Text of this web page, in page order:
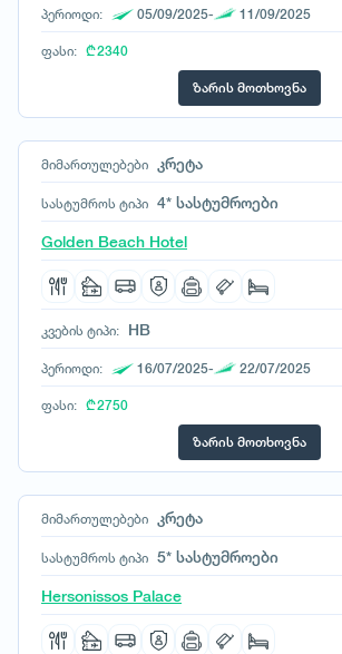
პერიოდი: 05/09/2025- 11/09/2025
ფასი: ₾ 2340
ზარის მოთხოვნა
მიმართულებები კრეტა
სასტუმროს ტიპი 4* სასტუმროები
Golden Beach Hotel
კვების ტიპი: HB
პერიოდი: 16/07/2025- 22/07/2025
ფასი: ₾ 2750
ზარის მოთხოვნა
მიმართულებები კრეტა
სასტუმროს ტიპი 5* სასტუმროები
Hersonissos Palace